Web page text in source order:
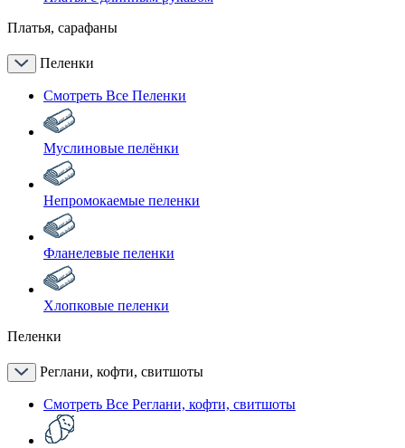
Платья, сарафаны
Пеленки
Смотреть Все Пеленки
Муслиновые пелёнки
Непромокаемые пеленки
Фланелевые пеленки
Хлопковые пеленки
Пеленки
Реглани, кофти, свитшоты
Смотреть Все Реглани, кофти, свитшоты